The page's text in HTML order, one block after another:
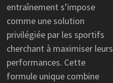
entraînement s’impose
comme une solution
privilégiée par les sportifs
cherchant à maximiser leurs
performances. Cette
formule unique combine